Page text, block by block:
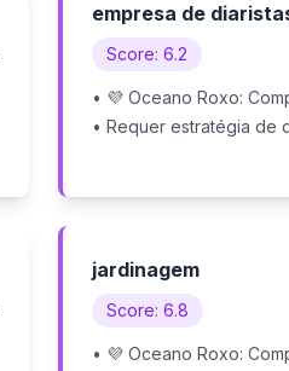
empresa de
Score: 6.2
• 💜 Oceano Roxo:
• Requer estratégia de
jardinagem
Score: 6.8
• 💜 Oceano Roxo: